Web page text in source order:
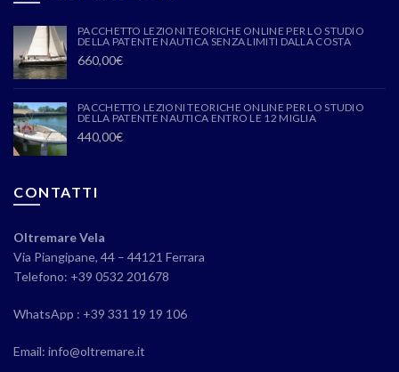
PACCHETTO LEZIONI TEORICHE ONLINE PER LO STUDIO
DELLA PATENTE NAUTICA SENZA LIMITI DALLA COSTA
660,00€
PACCHETTO LEZIONI TEORICHE ONLINE PER LO STUDIO
DELLA PATENTE NAUTICA ENTRO LE 12 MIGLIA
440,00€
CONTATTI
Oltremare Vela
Via Piangipane, 44 – 44121 Ferrara
Telefono: +39 0532 201678
WhatsApp : +39 331 19 19 106
Email: info@oltremare.it